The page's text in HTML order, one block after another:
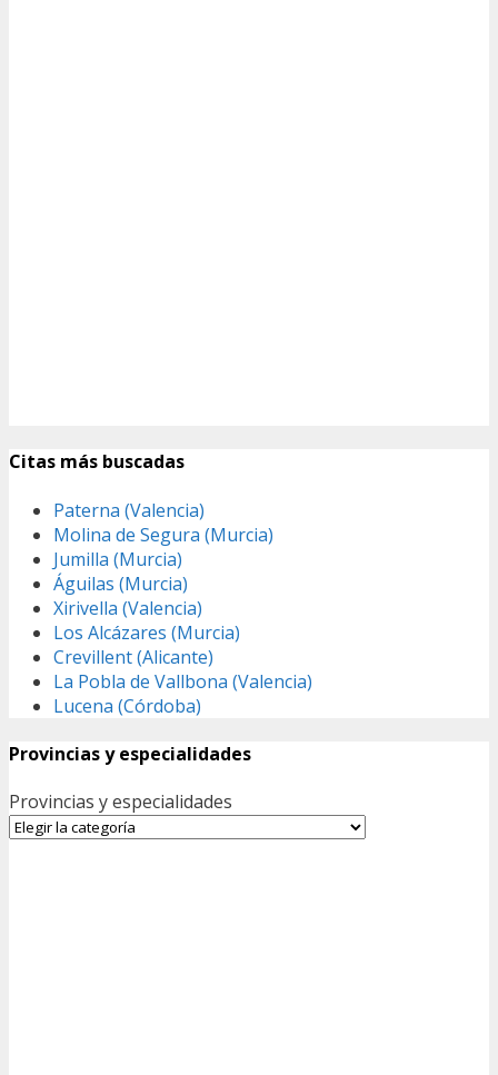
Citas más buscadas
Paterna (Valencia)
Molina de Segura (Murcia)
Jumilla (Murcia)
Águilas (Murcia)
Xirivella (Valencia)
Los Alcázares (Murcia)
Crevillent (Alicante)
La Pobla de Vallbona (Valencia)
Lucena (Córdoba)
Provincias y especialidades
Provincias y especialidades